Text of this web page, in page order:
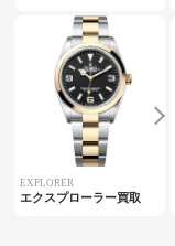
EXPLORER
エクスプローラー買取